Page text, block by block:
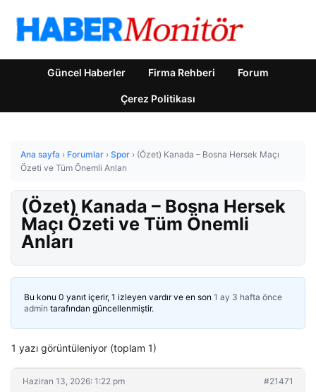
Güncel Haberler Firma Rehberi Forum
Çerez Politikası
Ana sayfa › Forumlar › Spor › (Özet) Kanada – Bosna Hersek Maçı
Özeti ve Tüm Önemli Anları
(Özet) Kanada – Bosna Hersek
Maçı Özeti ve Tüm Önemli
Anları
Bu konu 0 yanıt içerir, 1 izleyen vardır ve en son 1 ay 3 hafta önce
admin tarafından güncellenmiştir.
1 yazı görüntüleniyor (toplam 1)
Haziran 13, 2026: 1:22 pm #21471